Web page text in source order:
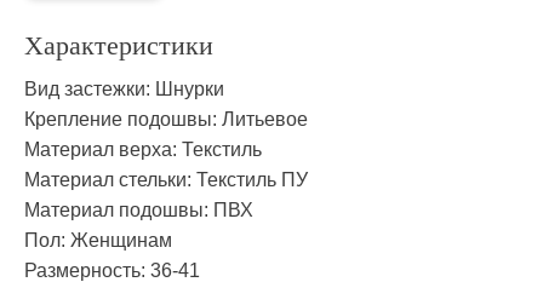
Характеристики
Вид застежки: Шнурки
Крепление подошвы: Литьевое
Материал верха: Текстиль
Материал стельки: Текстиль ПУ
Материал подошвы: ПВХ
Пол: Женщинам
Размерность: 36-41